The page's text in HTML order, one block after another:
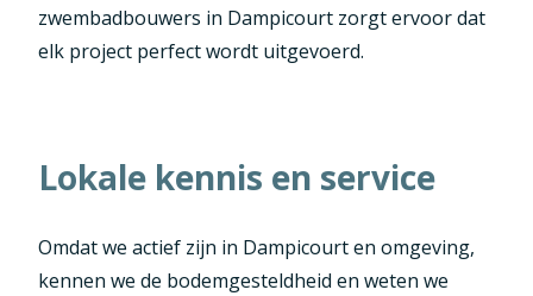
zwembadbouwers in Dampicourt zorgt ervoor dat
elk project perfect wordt uitgevoerd.
Lokale kennis en service
Omdat we actief zijn in Dampicourt en omgeving,
kennen we de bodemgesteldheid en weten we